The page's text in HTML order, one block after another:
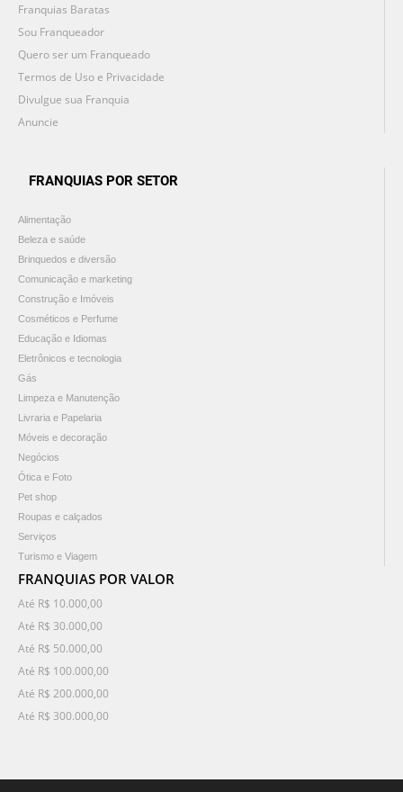
Franquias Baratas
Sou Franqueador
Quero ser um Franqueado
Termos de Uso e Privacidade
Divulgue sua Franquia
Anuncie
FRANQUIAS POR SETOR
Alimentação
Beleza e saúde
Brinquedos e diversão
Comunicação e marketing
Construção e Imóveis
Cosméticos e Perfume
Educação e Idiomas
Eletrônicos e tecnologia
Gás
Limpeza e Manutenção
Livraria e Papelaria
Móveis e decoração
Negócios
Ótica e Foto
Pet shop
Roupas e calçados
Serviços
Turismo e Viagem
FRANQUIAS POR VALOR
Até R$ 10.000,00
Até R$ 30.000,00
Até R$ 50.000,00
Até R$ 100.000,00
Até R$ 200.000,00
Até R$ 300.000,00